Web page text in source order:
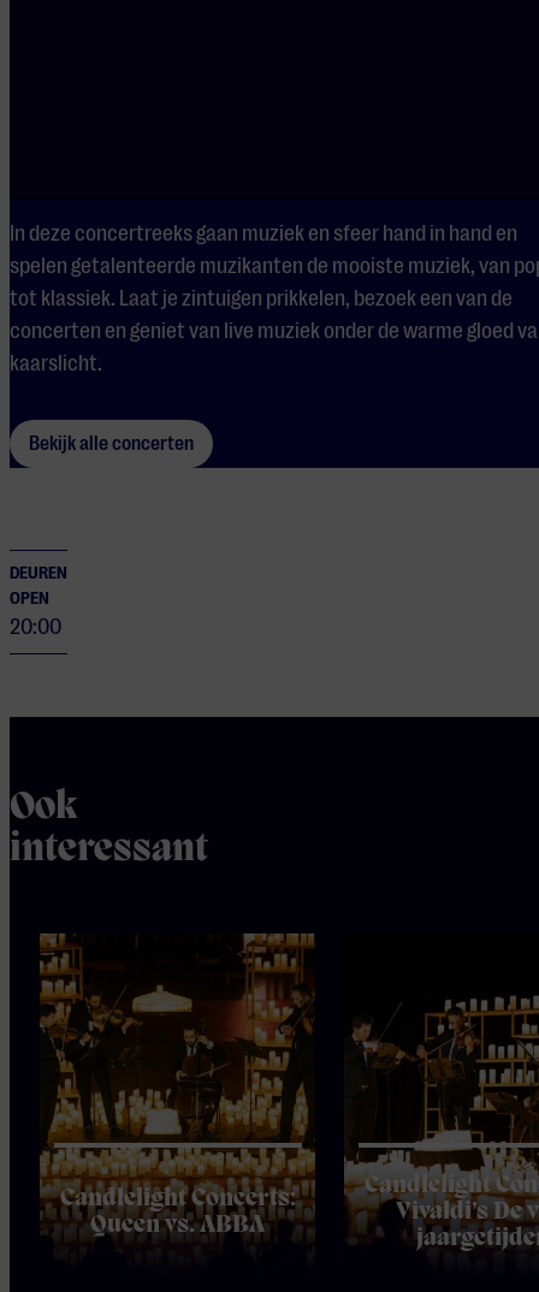
In deze concertreeks gaan muziek en sfeer hand in hand en
spelen getalenteerde muzikanten de mooiste muziek, van
tot klassiek. Laat je zintuigen prikkelen, bezoek een van de
concerten en geniet van live muziek onder de warme gloed
kaarslicht.
Bekijk alle concerten
DEUREN
OPEN
20:00
Ook
interessant
Candlelight Concerts:
Queen vs. ABBA
Candlelight
Vivaldi’s De